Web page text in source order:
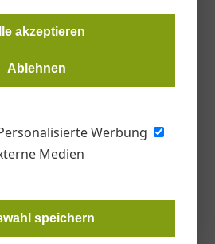
akzeptieren
Ablehnen
Werbung
Medien
speichern
des Shangri-La-Hotels in
Freiformentwurf in eine
Struktur zu übersetzen führte zu
zunächst vereinfachte Lösung
perfektes Ergebnis. Als Bausatz